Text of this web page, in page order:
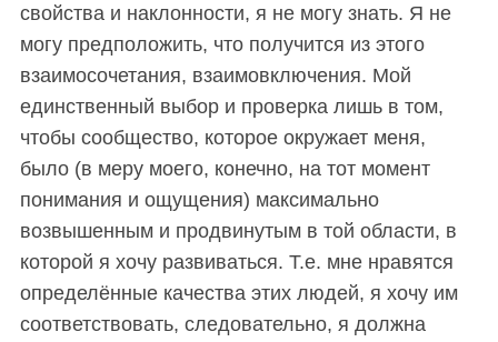
свойства и наклонности, я не могу знать. Я не
могу предположить, что получится из этого
взаимосочетания, взаимовключения. Мой
единственный выбор и проверка лишь в том,
чтобы сообщество, которое окружает меня,
было (в меру моего, конечно, на тот момент
понимания и ощущения) максимально
возвышенным и продвинутым в той области, в
которой я хочу развиваться. Т.е. мне нравятся
определённые качества этих людей, я хочу им
соответствовать, следовательно, я должна